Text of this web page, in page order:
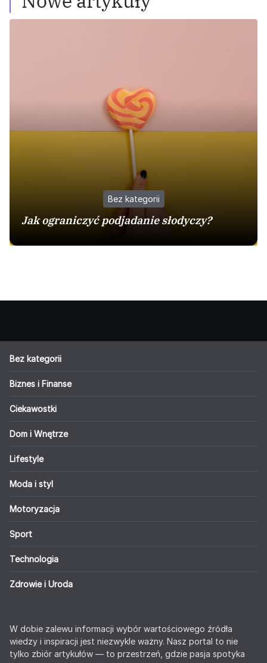
Bez kategorii
Jak ograniczyć podjadanie słodyczy?
Bez kategorii
Biznes i Finanse
Ciekawostki
Dom i Wnętrze
Lifestyle
Moda i styl
Motoryzacja
Sport
Technologia
Zdrowie i Uroda
W dobie zalewu informacji wybór wartościowego źródła
wiedzy i inspiracji jest niezwykle ważny. Nasz portal to nie
tylko zbiór artykułów — to przestrzeń, gdzie pasja spotyka